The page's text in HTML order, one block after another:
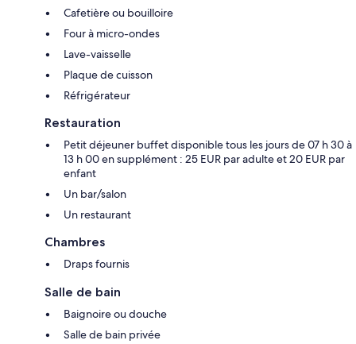
Cafetière ou bouilloire
Four à micro-ondes
Lave-vaisselle
Plaque de cuisson
Réfrigérateur
Restauration
Petit déjeuner buffet disponible tous les jours de 07 h 30 à
13 h 00 en supplément : 25 EUR par adulte et 20 EUR par
enfant
Un bar/salon
Un restaurant
Chambres
Draps fournis
Salle de bain
Baignoire ou douche
Salle de bain privée